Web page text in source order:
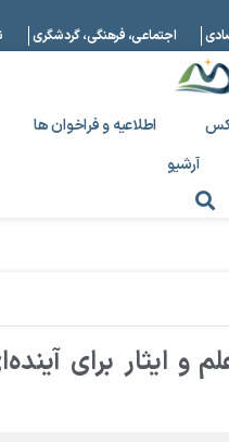
اجتماعی، فرهنگی، گردشگری
اطلاعیه و فراخوان ها
آرشیو
ایثار برای